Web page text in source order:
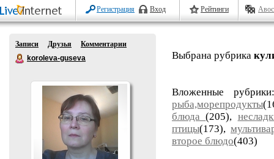
Регистрация Вход Рейтинги
Записи Друзья
Комментарии
koroleva-guseva
Выбрана рубрика
Вложенные
рыба,морепродукты
блюда(205),
птицы(173),
второе блюдо(403)